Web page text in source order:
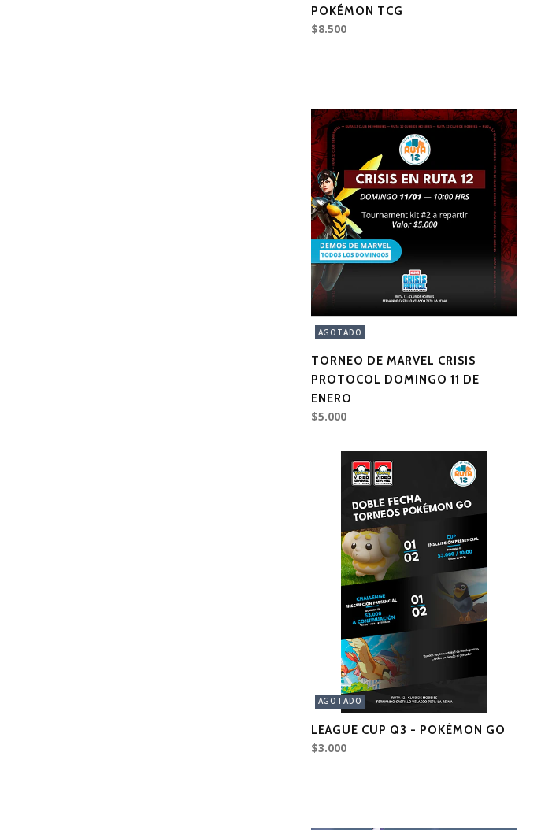
POKÉMON TCG
$8.500
AGOTADO
TORNEO DE MARVEL CRISIS
PROTOCOL DOMINGO 11 DE
ENERO
$5.000
AGOTADO
LEAGUE CUP Q3 - POKÉMON GO
$3.000